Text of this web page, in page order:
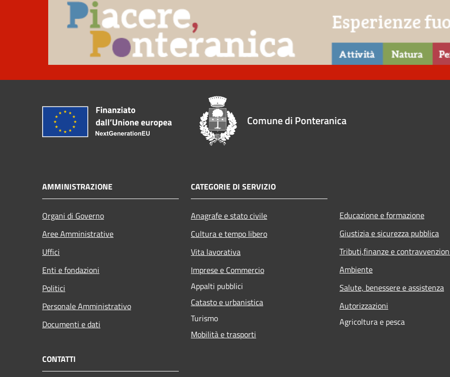
Comune di Ponteranica
AMMINISTRAZIONE
Organi di Governo
Aree Amministrative
Uffici
Enti e fondazioni
Politici
Personale Amministrativo
Documenti e dati
CATEGORIE DI SERVIZIO
Anagrafe e stato civile
Cultura e tempo libero
Vita lavorativa
Imprese e Commercio
Appalti pubblici
Catasto e urbanistica
Turismo
Mobilità e trasporti
Educazione e formazione
Giustizia e sicurezza pubblica
Tributi,finanze e
Ambiente
Salute, benessere e assistenza
Autorizzazioni
Agricoltura e pesca
CONTATTI